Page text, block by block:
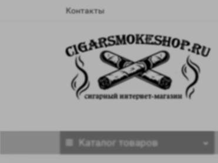
Контакты
Каталог товаров